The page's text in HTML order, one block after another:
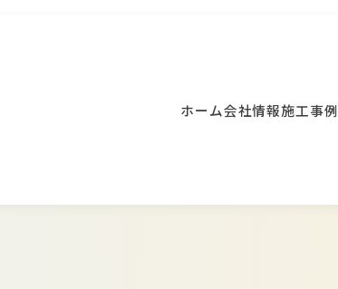
ホーム会社情報施工事例